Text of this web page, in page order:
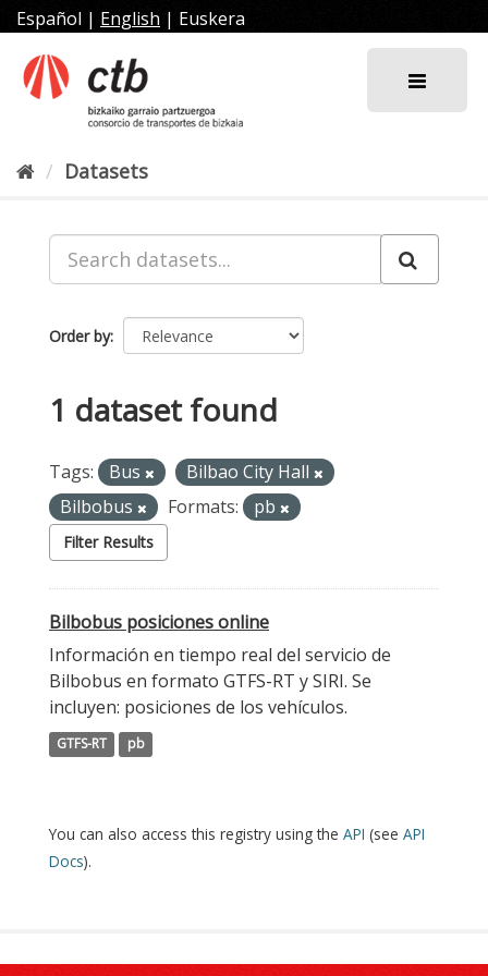
Skip
to
content
Español | English | Euskera
Datasets
Order by
1 dataset found
Tags: Bus
Bilbao City Hall
Bilbobus
Formats: pb
Filter Results
Bilbobus posiciones online
Información en tiempo real del servicio de
Bilbobus en formato GTFS-RT y SIRI. Se
incluyen: posiciones de los vehículos.
GTFS-RT pb
You can also access this registry using the API (see API
Docs).